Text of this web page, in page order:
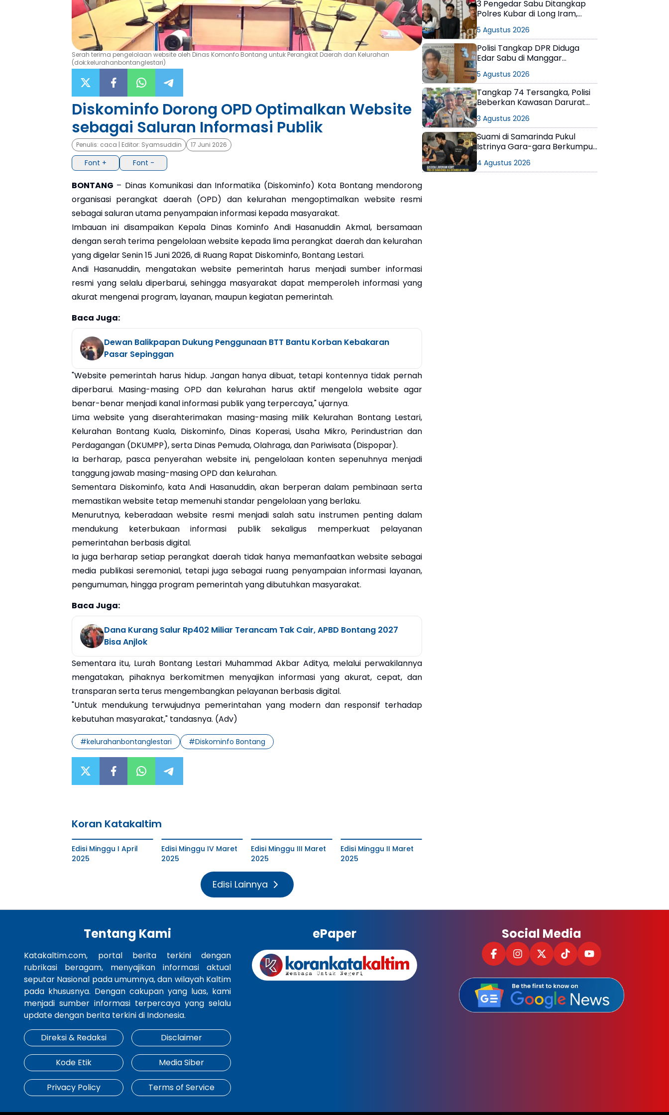
Serah terima pengelolaan website oleh Dinas Komonfo Bontang untuk Perangkat Daerah dan Kelurahan
(dok:kelurahanbontanglestari)
Diskominfo Dorong OPD Optimalkan Website
sebagai Saluran Informasi Publik
Penulis: caca | Editor: Syamsuddin 17 Juni 2026
Font + Font -
BONTANG – Dinas Komunikasi dan Informatika (Diskominfo) Kota Bontang mendorong
organisasi perangkat daerah (OPD) dan kelurahan mengoptimalkan website resmi
sebagai saluran utama penyampaian informasi kepada masyarakat.
Imbauan ini disampaikan Kepala Dinas Kominfo Andi Hasanuddin Akmal, bersamaan
dengan serah terima pengelolaan website kepada lima perangkat daerah dan kelurahan
yang digelar Senin 15 Juni 2026, di Ruang Rapat Diskominfo, Bontang Lestari.
Andi Hasanuddin, mengatakan website pemerintah harus menjadi sumber informasi
resmi yang selalu diperbarui, sehingga masyarakat dapat memperoleh informasi yang
akurat mengenai program, layanan, maupun kegiatan pemerintah.
Baca Juga:
Dewan Balikpapan Dukung Penggunaan BTT Bantu Korban Kebakaran
Pasar Sepinggan
"Website pemerintah harus hidup. Jangan hanya dibuat, tetapi kontennya tidak pernah
diperbarui. Masing-masing OPD dan kelurahan harus aktif mengelola website agar
benar-benar menjadi kanal informasi publik yang terpercaya," ujarnya.
Lima website yang diserahterimakan masing-masing milik Kelurahan Bontang Lestari,
Kelurahan Bontang Kuala, Diskominfo, Dinas Koperasi, Usaha Mikro, Perindustrian dan
Perdagangan (DKUMPP), serta Dinas Pemuda, Olahraga, dan Pariwisata (Dispopar).
Ia berharap, pasca penyerahan website ini, pengelolaan konten sepenuhnya menjadi
tanggung jawab masing-masing OPD dan kelurahan.
Sementara Diskominfo, kata Andi Hasanuddin, akan berperan dalam pembinaan serta
memastikan website tetap memenuhi standar pengelolaan yang berlaku.
Menurutnya, keberadaan website resmi menjadi salah satu instrumen penting dalam
mendukung keterbukaan informasi publik sekaligus memperkuat pelayanan
pemerintahan berbasis digital.
Ia juga berharap setiap perangkat daerah tidak hanya memanfaatkan website sebagai
media publikasi seremonial, tetapi juga sebagai ruang penyampaian informasi layanan,
pengumuman, hingga program pemerintah yang dibutuhkan masyarakat.
Baca Juga:
Dana Kurang Salur Rp402 Miliar Terancam Tak Cair, APBD Bontang 2027
Bisa Anjlok
Sementara itu, Lurah Bontang Lestari Muhammad Akbar Aditya, melalui perwakilannya
mengatakan, pihaknya berkomitmen menyajikan informasi yang akurat, cepat, dan
transparan serta terus mengembangkan pelayanan berbasis digital.
"Untuk mendukung terwujudnya pemerintahan yang modern dan responsif terhadap
kebutuhan masyarakat," tandasnya. (Adv)
#kelurahanbontanglestari #Diskominfo Bontang
Koran Katakaltim
Edisi Minggu I April
2025
Edisi Minggu IV Maret
2025
Edisi Minggu III Maret
2025
Edisi Minggu II Maret
2025
Edisi Lainnya
3 Pengedar Sabu Ditangkap
Polres Kubar di Long Iram,
5 Agustus 2026
Polisi Tangkap DPR Diduga
Edar Sabu di Manggar
5 Agustus 2026
Tangkap 74 Tersangka, Polisi
Beberkan Kawasan Darurat
3 Agustus 2026
Suami di Samarinda Pukul
Istrinya Gara-gara Berkumpul
4 Agustus 2026
Tentang Kami
Katakaltim.com, portal berita terkini dengan
rubrikasi beragam, menyajikan informasi aktual
seputar Nasional pada umumnya, dan wilayah Kaltim
pada khususnya. Dengan cakupan yang luas, kami
menjadi sumber informasi terpercaya yang selalu
update dengan berita terkini di Indonesia.
Direksi & Redaksi
Disclaimer
Kode Etik Media Siber
Privacy Policy Terms of Service
ePaper Social Media